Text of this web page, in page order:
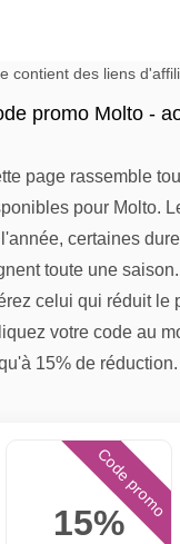
contient des liens
promo Molto -
page rassemble
pour Molto.
certaines
toute une
celui qui réduit le
votre code au
15% de réduction.
15%
Code promo